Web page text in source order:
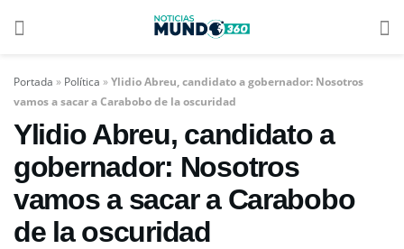
Portada » Política »Ylidio Abreu, candidato a gobernador: Nosotros
vamos a sacar a Carabobo de la oscuridad
Ylidio Abreu, candidato a
gobernador: Nosotros
vamos a sacar a Carabobo
de la oscuridad